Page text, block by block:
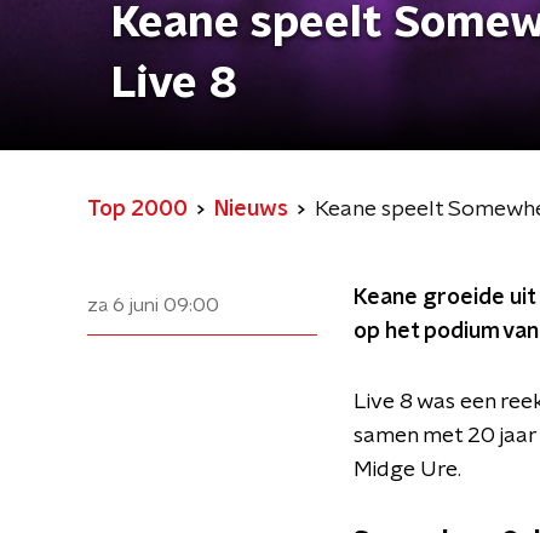
Keane speelt
Live 8
Top 2000 Nieuws Keane speelt
za 6 juni 09:00
Keane groeide
op het podium
Live 8 was een
samen met 20
Midge Ure.